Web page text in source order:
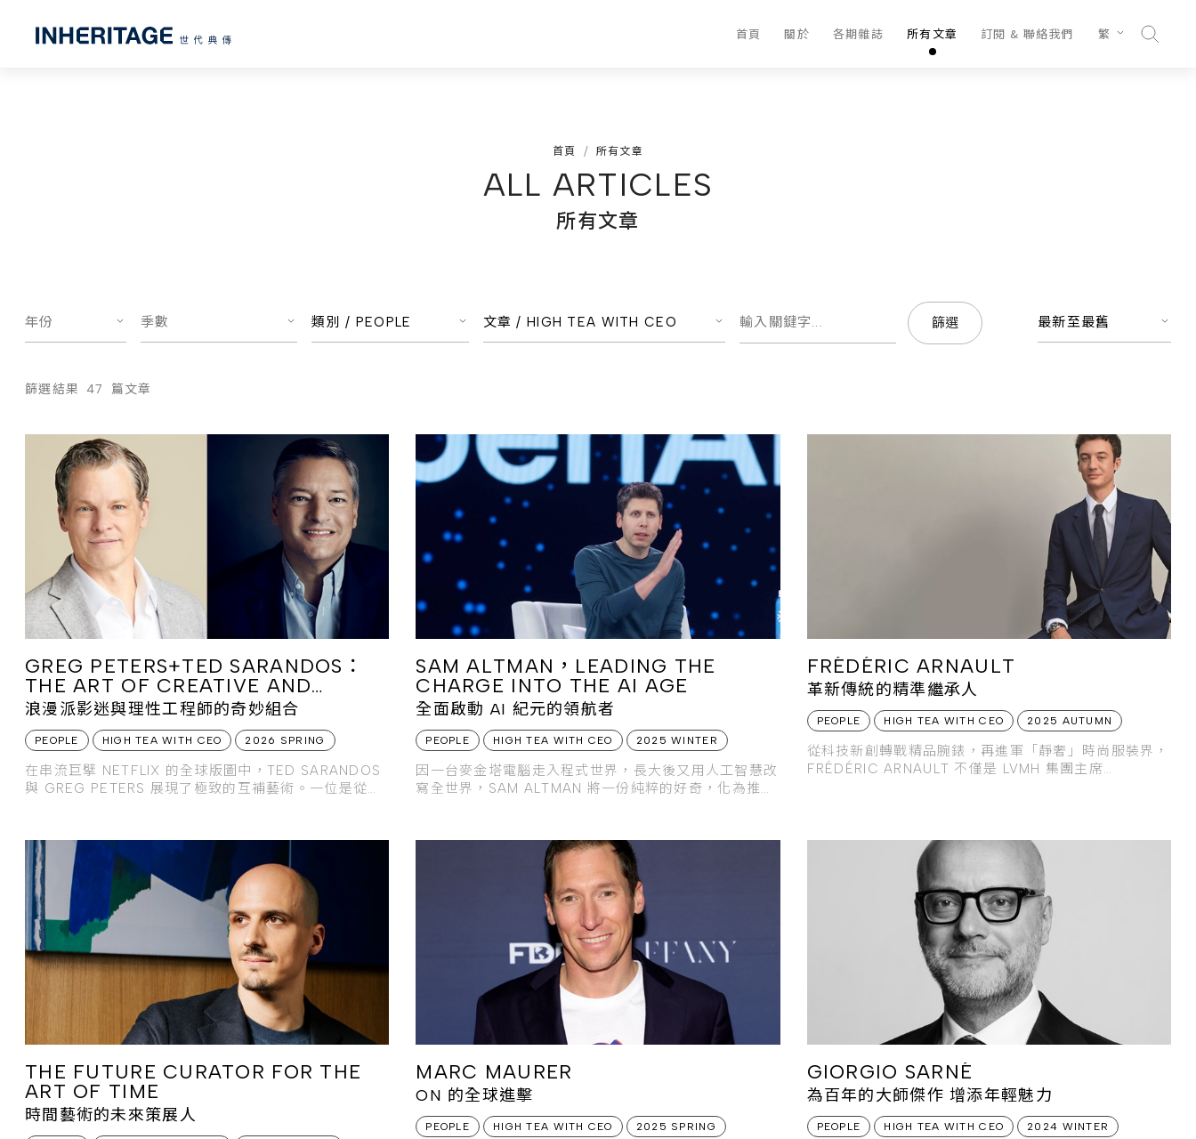
首頁 關於 各期雜誌 所有文章 訂閱 & 聯絡我們 繁
首頁 所有文章
ALL ARTICLES
所有文章
年份 季數 類別 / PEOPLE 文章 /HIGH TEA WITH CEO 最新至最舊
篩選結果 47 篇文章
GREG PETERS+TED SARANDOS：
THE ART OF CREATIVE AND
ANALYTICAL SYNERGY
浪漫派影迷與理性工程師的奇妙組合
PEOPLE HIGH TEA WITH CEO 2026 SPRING
在串流巨擘 NETFLIX 的全球版圖中，TED SARANDOS
與 GREG PETERS 展現了極致的互補藝術。一位是從錄
SAM ALTMAN，LEADING THE
CHARGE INTO THE AI AGE
全面啟動 AI 紀元的領航者
PEOPLE HIGH TEA WITH CEO 2025 WINTER
因一台麥金塔電腦走入程式世界，長大後又用人工智慧改
寫全世界，SAM ALTMAN 將一份純粹的好奇，化為推進
FRÉDÉRIC ARNAULT
革新傳統的精準繼承人
PEOPLE HIGH TEA WITH CEO 2025 AUTUMN
從科技新創轉戰精品腕錶，再進軍「靜奢」時尚服裝界，
FRÉDÉRIC ARNAULT 不僅是 LVMH 集團主席
THE FUTURE CURATOR FOR THE
ART OF TIME
時間藝術的未來策展人
MARC MAURER
ON 的全球進擊
PEOPLE HIGH TEA WITH CEO 2025 SPRING
GIORGIO SARNÉ
為百年的大師傑作 增添年輕魅力
PEOPLE HIGH TEA WITH CEO 2024 WINTER